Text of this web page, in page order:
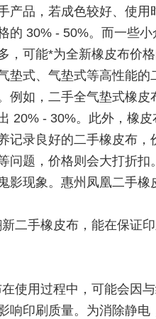
产品，若成色较好、使
的 30% - 50%。而一些
，可能*为全新橡皮布价
垫式、气垫式等高性能
例如，二手全气垫式橡
20% - 30%。此外，橡
记录良好的二手橡皮布，
问题，价格则会大打折
影现象。惠州凤凰二手橡
二手橡皮布，能在保证
使用过程中，可能会因
响印刷质量。为消除静